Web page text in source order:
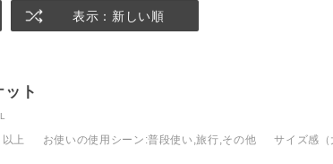
表示：新しい順
ト
上 お使いの使用シーン :普段使い,旅行,その他 サイズ感（